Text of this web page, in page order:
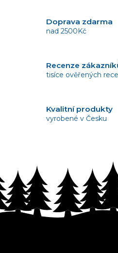
c
k
y
i
á
n
Doprava zdarma
nad 2500Kč
Recenze
tisíce ověřených
Kvalitní produkty
vyrobené v Česku
bez problémů do 14
Z